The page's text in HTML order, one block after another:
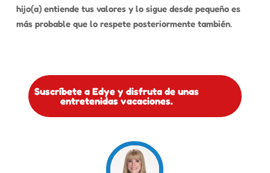
hijo(a) entiende tus valores y lo sigue desde pequeño es
más probable que lo respete posteriormente también.
Suscríbete a Edye y disfruta de unas
entretenidas vacaciones.